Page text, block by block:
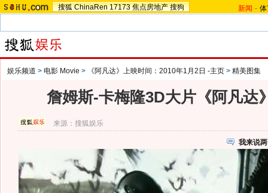
搜狐 ChinaRen 17173 焦点房地产 搜狗 新闻 -
娱乐频道 > 电影 Movie > 《阿凡达》上映时间：2010年1月2日 -主页 > 精美图集
詹姆斯-卡梅隆3D大片《阿凡达
来源：搜狐娱乐
我来说